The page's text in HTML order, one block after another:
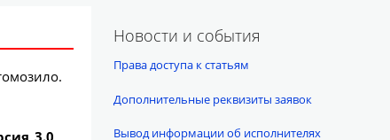
3.0
Новости и события
Права доступа к статьям
Дополнительные реквизиты заявок
Вывод информации об исполнителях